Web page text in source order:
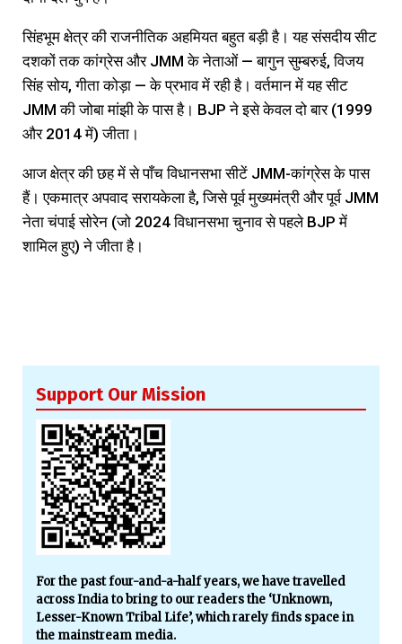
सिंहभूम क्षेत्र की राजनीतिक अहमियत बहुत बड़ी है। यह संसदीय सीट
दशकों तक कांग्रेस और JMM के नेताओं — बागुन सुम्बरुई, विजय
सिंह सोय, गीता कोड़ा — के प्रभाव में रही है। वर्तमान में यह सीट
JMM की जोबा मांझी के पास है। BJP ने इसे केवल दो बार (1999
और 2014 में) जीता।
आज क्षेत्र की छह में से पाँच विधानसभा सीटें JMM-कांग्रेस के पास
हैं। एकमात्र अपवाद सरायकेला है, जिसे पूर्व मुख्यमंत्री और पूर्व JMM
नेता चंपाई सोरेन (जो 2024 विधानसभा चुनाव से पहले BJP में
शामिल हुए) ने जीता है।
Support Our Mission
For the past four-and-a-half years, we have travelled
across India to bring to our readers the ‘Unknown,
Lesser-Known Tribal Life’, which rarely finds space in
the mainstream media.